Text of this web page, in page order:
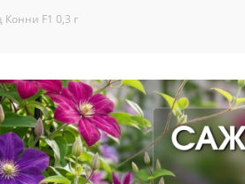
Конни F1 0,3 г